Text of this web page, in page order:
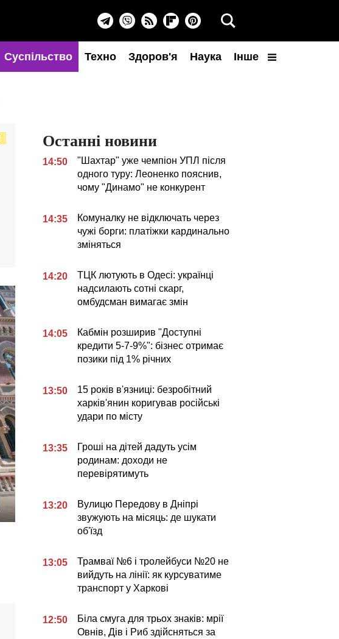
Суспільство Техно Здоров'я Наука Інше
Останні новини
14:50
"Шахтар" уже чемпіон УПЛ після
одного туру: Леоненко пояснив,
чому "Динамо" не конкурент
14:35
Комуналку не відключать через
чужі борги: платіжки кардинально
зміняться
14:20
ТЦК лютують в Одесі: українці
надсилають сотні скарг,
омбудсман вимагає змін
14:05
Кабмін розширив "Доступні
кредити 5-7-9%": бізнес отримає
позики під 1% річних
13:50
15 років в'язниці: безробітний
харків'янин коригував російські
удари по місту
13:35
Гроші на дітей дадуть усім
родинам: доходи не
перевірятимуть
13:20
Вулицю Передову в Дніпрі
звужують на місяць: де шукати
об'їзд
13:05
Трамваї №6 і тролейбуси №20 не
вийдуть на лінії: як курсуватиме
транспорт у Харкові
12:50
Біла смуга для трьох знаків: мрії
Овнів, Дів і Риб здійсняться за